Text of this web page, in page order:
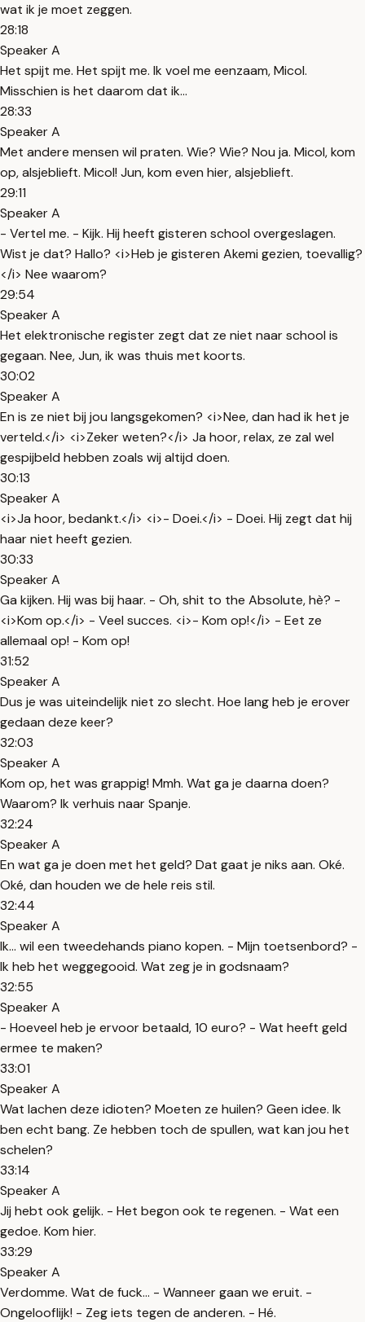
wat ik je moet zeggen.
28:18
Speaker A
Het spijt me. Het spijt me. Ik voel me eenzaam, Micol.
Misschien is het daarom dat ik...
28:33
Speaker A
Met andere mensen wil praten. Wie? Wie? Nou ja. Micol, kom
op, alsjeblieft. Micol! Jun, kom even hier, alsjeblieft.
29:11
Speaker A
- Vertel me. - Kijk. Hij heeft gisteren school overgeslagen.
Wist je dat? Hallo? <i>Heb je gisteren Akemi gezien, toevallig?
</i> Nee waarom?
29:54
Speaker A
Het elektronische register zegt dat ze niet naar school is
gegaan. Nee, Jun, ik was thuis met koorts.
30:02
Speaker A
En is ze niet bij jou langsgekomen? <i>Nee, dan had ik het je
verteld.</i> <i>Zeker weten?</i> Ja hoor, relax, ze zal wel
gespijbeld hebben zoals wij altijd doen.
30:13
Speaker A
<i>Ja hoor, bedankt.</i> <i>- Doei.</i> - Doei. Hij zegt dat hij
haar niet heeft gezien.
30:33
Speaker A
Ga kijken. Hij was bij haar. - Oh, shit to the Absolute, hè? -
<i>Kom op.</i> - Veel succes. <i>- Kom op!</i> - Eet ze
allemaal op! - Kom op!
31:52
Speaker A
Dus je was uiteindelijk niet zo slecht. Hoe lang heb je erover
gedaan deze keer?
32:03
Speaker A
Kom op, het was grappig! Mmh. Wat ga je daarna doen?
Waarom? Ik verhuis naar Spanje.
32:24
Speaker A
En wat ga je doen met het geld? Dat gaat je niks aan. Oké.
Oké, dan houden we de hele reis stil.
32:44
Speaker A
Ik... wil een tweedehands piano kopen. - Mijn toetsenbord? -
Ik heb het weggegooid. Wat zeg je in godsnaam?
32:55
Speaker A
- Hoeveel heb je ervoor betaald, 10 euro? - Wat heeft geld
ermee te maken?
33:01
Speaker A
Wat lachen deze idioten? Moeten ze huilen? Geen idee. Ik
ben echt bang. Ze hebben toch de spullen, wat kan jou het
schelen?
33:14
Speaker A
Jij hebt ook gelijk. - Het begon ook te regenen. - Wat een
gedoe. Kom hier.
33:29
Speaker A
Verdomme. Wat de fuck... - Wanneer gaan we eruit. -
Ongelooflijk! - Zeg iets tegen de anderen. - Hé.